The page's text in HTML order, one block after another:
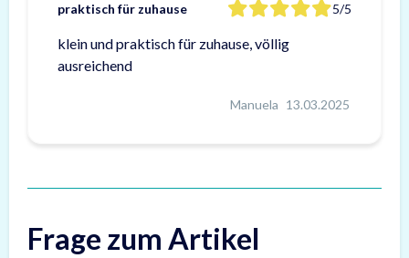
praktisch für zuhause 5/5
klein und praktisch für zuhause, völlig
ausreichend
Manuela 13.03.2025
Frage zum Artikel